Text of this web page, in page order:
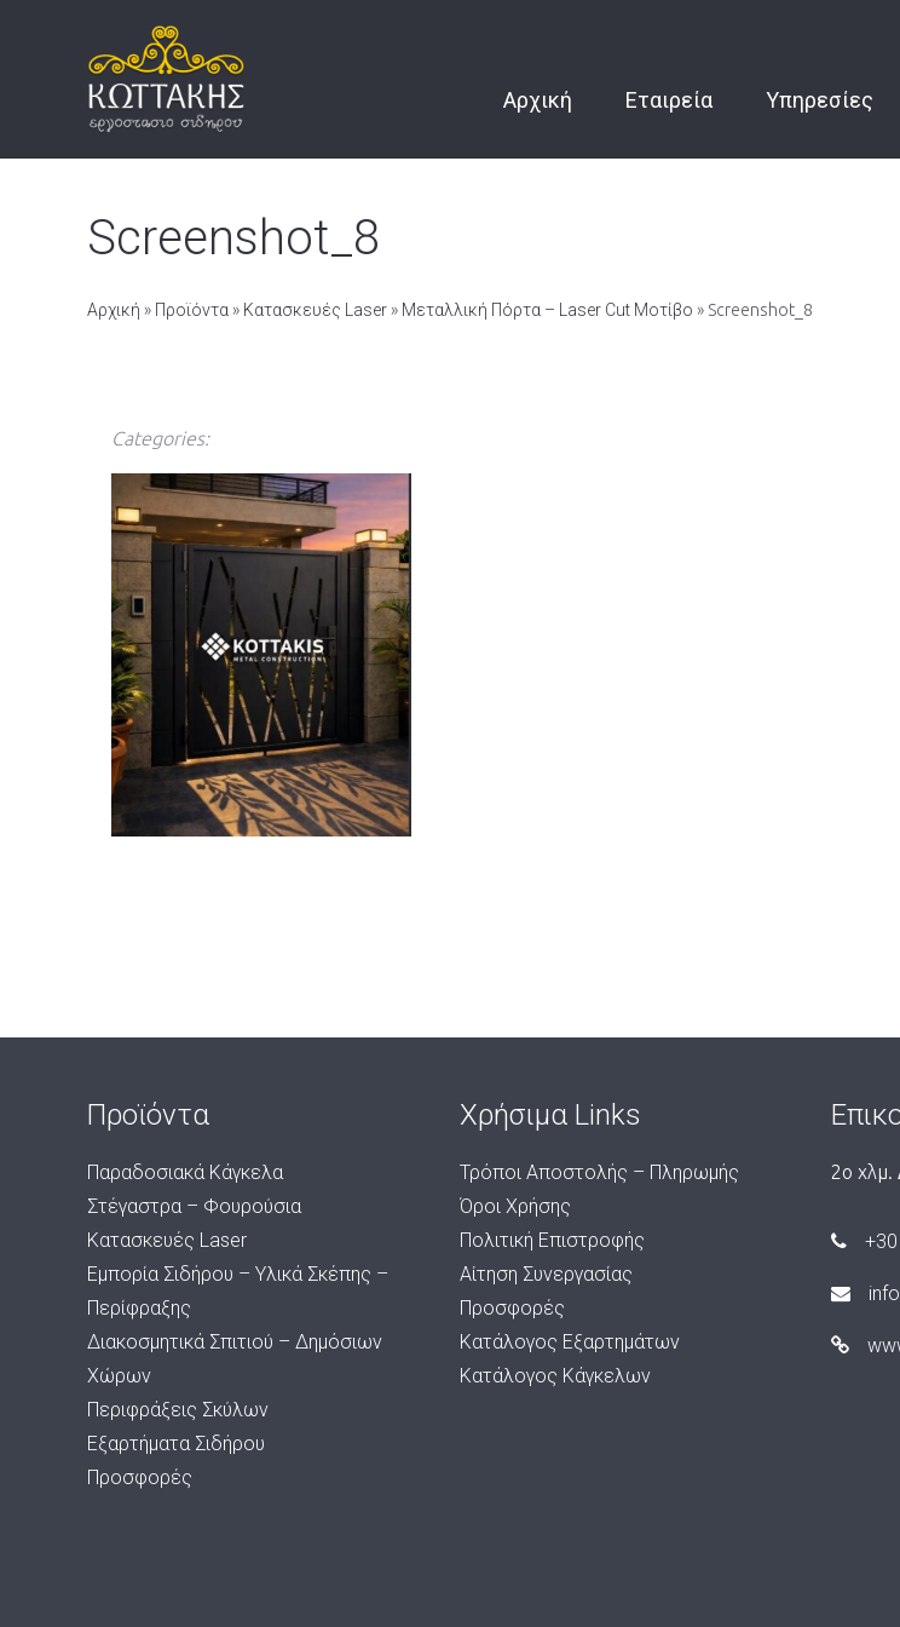
Αρχική Εταιρεία Υπηρεσίες
Screenshot_8
Αρχική » Προϊόντα » Κατασκευές Laser» Μεταλλική Πόρτα – Laser Cut Μοτίβο » Screenshot_8
Categories:
Προϊόντα
Παραδοσιακά Κάγκελα
Στέγαστρα – Φουρούσια
Κατασκευές Laser
Εμπορία Σιδήρου – Υλικά Σκέπης –
Περίφραξης
Διακοσμητικά Σπιτιού – Δημόσιων
Χώρων
Περιφράξεις Σκύλων
Εξαρτήματα Σιδήρου
Προσφορές
Χρήσιμα Links
Τρόποι Αποστολής – Πληρωμής
Όροι Χρήσης
Πολιτική Επιστροφής
Αίτηση Συνεργασίας
Προσφορές
Κατάλογος Εξαρτημάτων
Κατάλογος Κάγκελων
2ο χλμ.